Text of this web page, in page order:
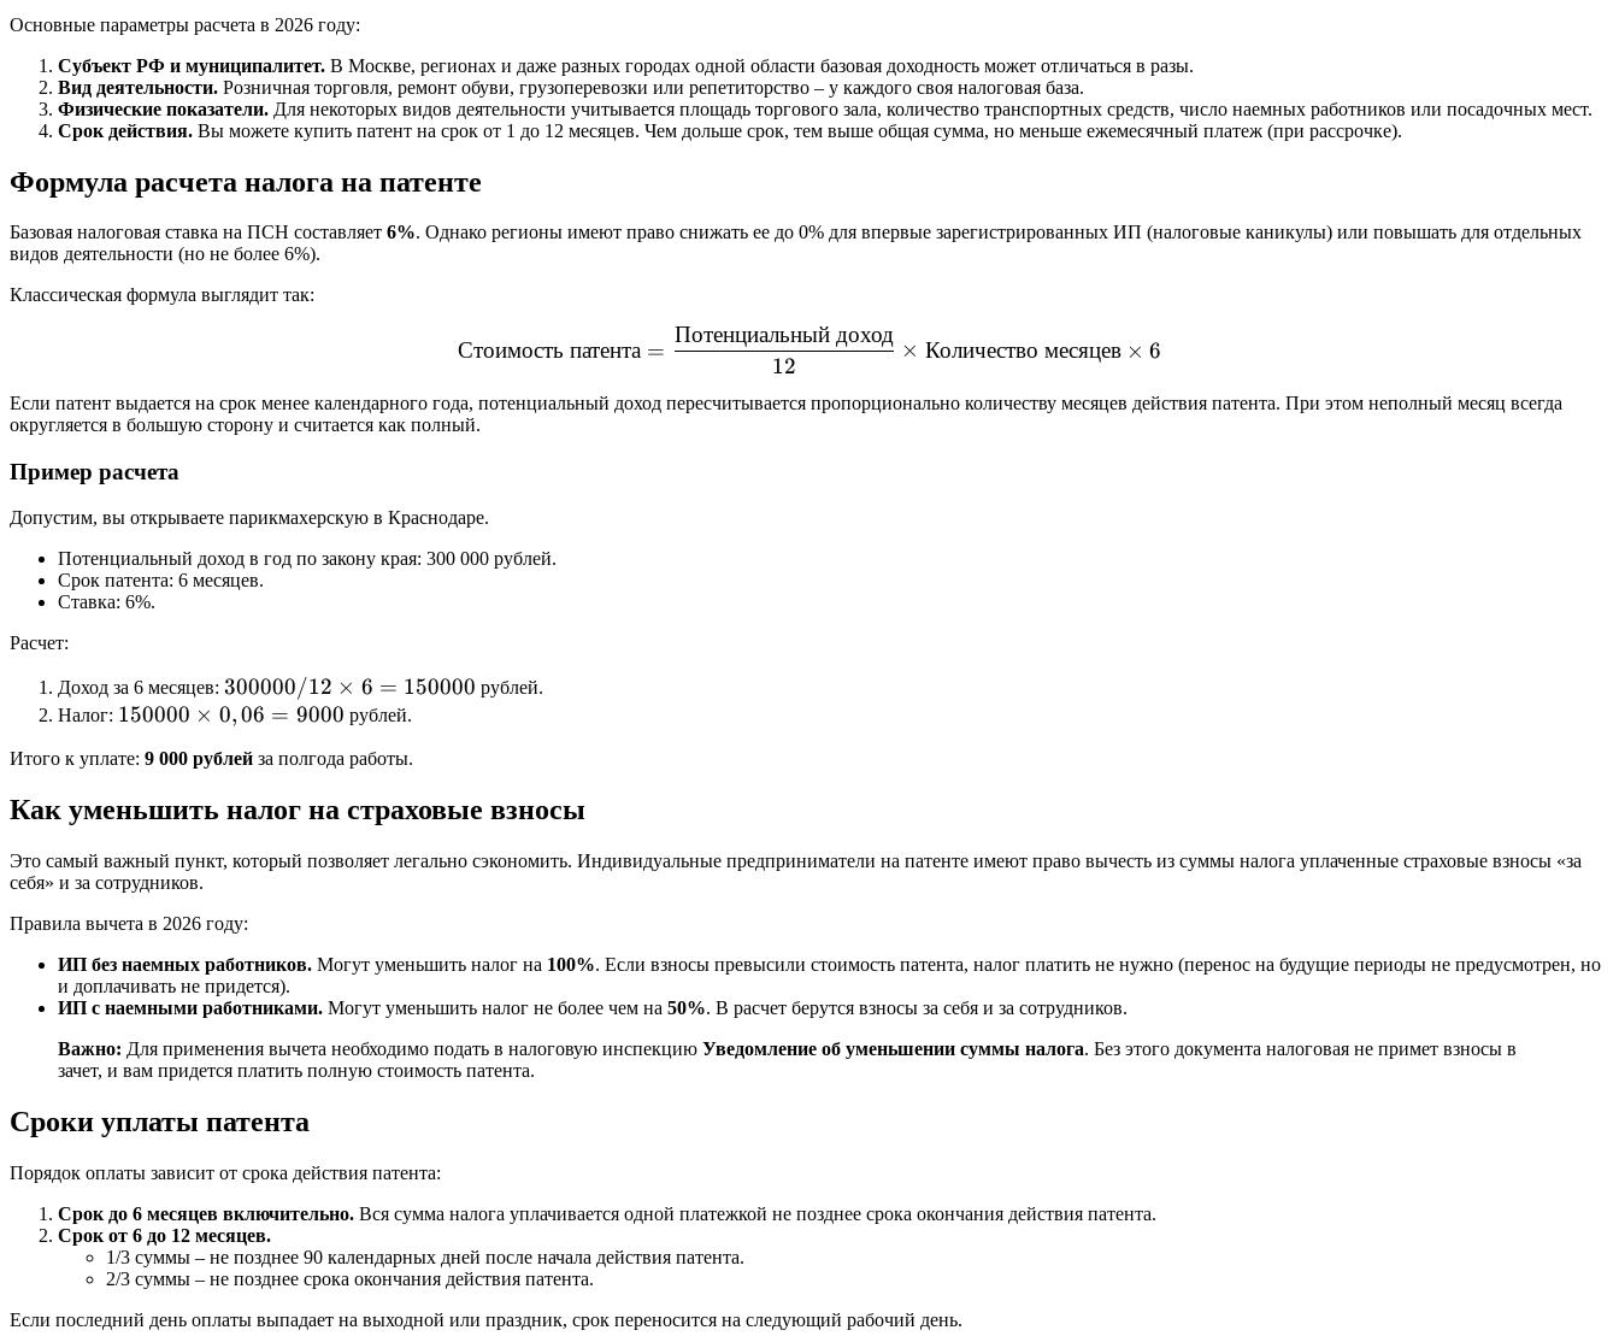
Основные параметры расчета в 2026 году:
Субъект РФ и муниципалитет. В Москве, регионах и даже разных городах одной области базовая доходность может отличаться в разы.
Вид деятельности. Розничная торговля, ремонт обуви, грузоперевозки или репетиторство – у каждого своя налоговая база.
Физические показатели. Для некоторых видов деятельности учитывается площадь торгового зала, количество транспортных средств, число наемных работников или посадочных мест.
Срок действия. Вы можете купить патент на срок от 1 до 12 месяцев. Чем дольше срок, тем выше общая сумма, но меньше ежемесячный платеж (при рассрочке).
Формула расчета налога на патенте
Базовая налоговая ставка на ПСН составляет 6%. Однако регионы имеют право снижать ее до 0% для впервые зарегистрированных ИП (налоговые каникулы) или повышать для отдельных
видов деятельности (но не более 6%).
Классическая формула выглядит так:
\text{Стоимость патента} = \frac{\text{Потенциальный доход}}{12} \times
Стоимость патента =
12
Потенциальный доход
× Количество месяцев × 6
Если патент выдается на срок менее календарного года, потенциальный доход пересчитывается пропорционально количеству месяцев действия патента. При этом неполный месяц всегда
округляется в большую сторону и считается как полный.
Пример расчета
Допустим, вы открываете парикмахерскую в Краснодаре.
Потенциальный доход в год по закону края: 300 000 рублей.
Срок патента: 6 месяцев.
Ставка: 6%.
Расчет:
Доход за 6 месяцев: 300
000 /
\times
150
000
300000/12 × 6 = 150000 рублей.
Налог: 150
\times
= 9
000
150000 × 0,06 = 9000 рублей.
Итого к уплате: 9 000 рублей за полгода работы.
Как уменьшить налог на страховые взносы
Это самый важный пункт, который позволяет легально сэкономить. Индивидуальные предприниматели на патенте имеют право вычесть из суммы налога уплаченные страховые взносы «за
себя» и за сотрудников.
Правила вычета в 2026 году:
ИП без наемных работников. Могут уменьшить налог на 100%. Если взносы превысили стоимость патента, налог платить не нужно (перенос на будущие периоды не предусмотрен, но
и доплачивать не придется).
ИП с наемными работниками. Могут уменьшить налог не более чем на 50%. В расчет берутся взносы за себя и за сотрудников.
Важно: Для применения вычета необходимо подать в налоговую инспекцию Уведомление об уменьшении суммы налога. Без этого документа налоговая не примет взносы в
зачет, и вам придется платить полную стоимость патента.
Сроки уплаты патента
Порядок оплаты зависит от срока действия патента:
Срок до 6 месяцев включительно. Вся сумма налога уплачивается одной платежкой не позднее срока окончания действия патента.
Срок от 6 до 12 месяцев.
1/3 суммы – не позднее 90 календарных дней после начала действия патента.
2/3 суммы – не позднее срока окончания действия патента.
Если последний день оплаты выпадает на выходной или праздник, срок переносится на следующий рабочий день.